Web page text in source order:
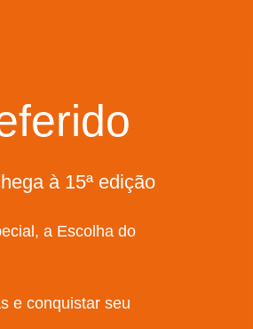
à 15ª edição
a Escolha do
e conquistar seu